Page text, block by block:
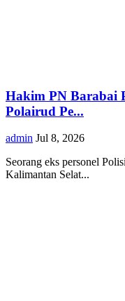
Hakim PN Barabai
Polairud Pe...
admin Jul 8, 2026
Seorang eks personel
Kalimantan Selat...